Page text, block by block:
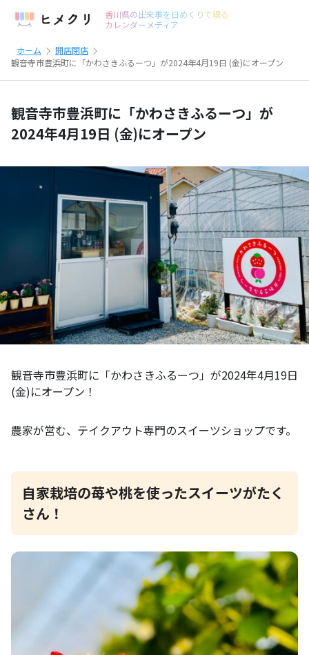
香川県の出来事を日めくりで綴る
カレンダーメディア
ホーム
開店閉店
観音寺市豊浜町に「かわさきふるーつ」が2024年4月19日 (金)にオープン
観音寺市豊浜町に「かわさきふるーつ」が
2024年4月19日 (金)にオープン
観音寺市豊浜町に「かわさきふるーつ」が2024年4月19日
(金)にオープン！
農家が営む、テイクアウト専門のスイーツショップです。
自家栽培の苺や桃を使ったスイーツがたく
さん！